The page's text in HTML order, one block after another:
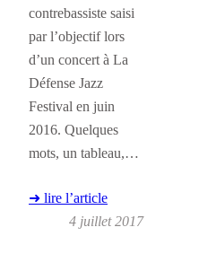
contrebassiste saisi
par l’objectif lors
d’un concert à La
Défense Jazz
Festival en juin
2016. Quelques
mots, un tableau,…
➜ lire l’article
4 juillet 2017